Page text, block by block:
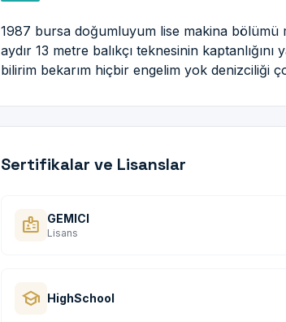
1987 bursa doğumluyum lise makina bölümü
aydır 13 metre balıkçı teknesinin
bilirim bekarım hiçbir engelim yok denizciliği
Sertifikalar ve Lisanslar
badge GEMICI
Lisans
school HighSchool